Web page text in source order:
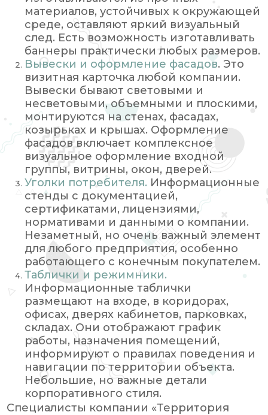
материалов, устойчивых к окружающей
среде, оставляют яркий визуальный
след. Есть возможность изготавливать
баннеры практически любых размеров.
Вывески и оформление фасадов. Это
визитная карточка любой компании.
Вывески бывают световыми и
несветовыми, объемными и плоскими,
монтируются на стенах, фасадах,
козырьках и крышах. Оформление
фасадов включает комплексное
визуальное оформление входной
группы, витрины, окон, дверей.
Уголки потребителя. Информационные
стенды с документацией,
сертификатами, лицензиями,
нормативами и данными о компании.
Незаметный, но очень важный элемент
для любого предприятия, особенно
работающего с конечным покупателем.
Таблички и режимники.
Информационные таблички
размещают на входе, в коридорах,
офисах, дверях кабинетов, парковках,
складах. Они отображают график
работы, назначения помещений,
информируют о правилах поведения и
навигации по территории объекта.
Небольшие, но важные детали
корпоративного стиля.
Специалисты компании «Территория